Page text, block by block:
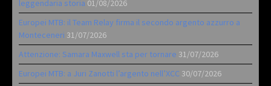
leggendaria storia 01/08/2026
Europei MTB: il Team Relay firma il secondo argento azzurro a
Monteceneri 31/07/2026
Attenzione: Samara Maxwell sta per tornare 31/07/2026
Europei MTB: a Juri Zanotti l’argento nell’XCC 30/07/2026